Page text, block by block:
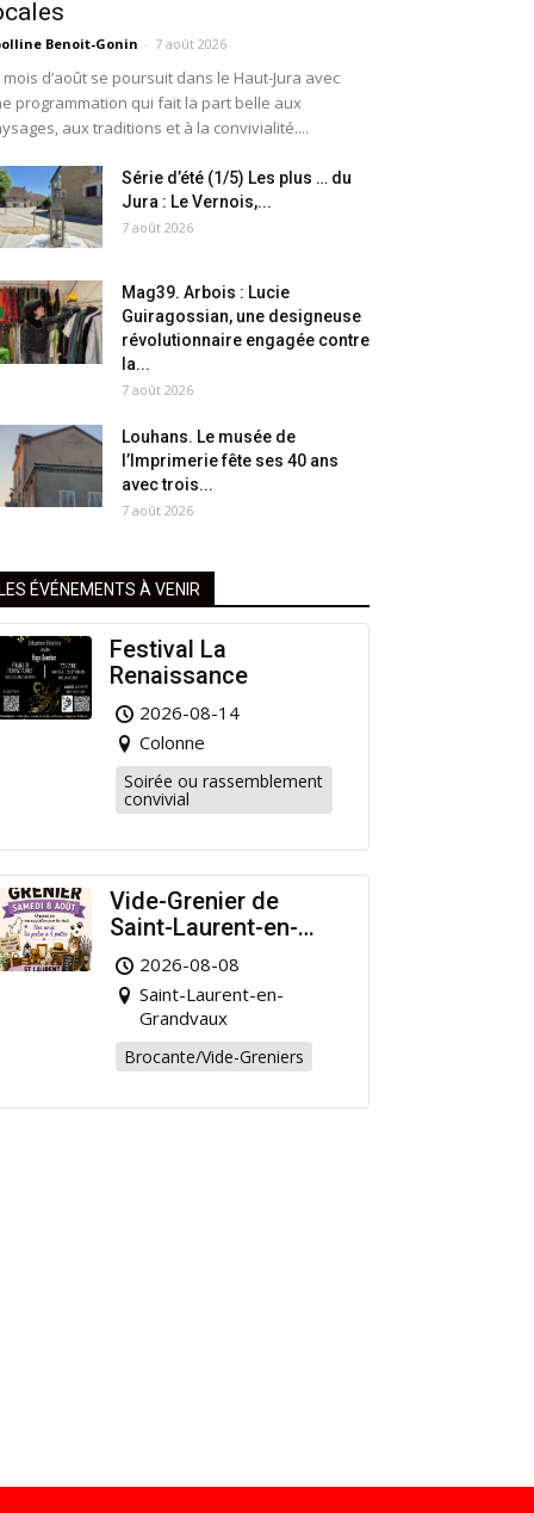
Benoit-Gonin - 7 août 2026
mois d’août se poursuit dans le Haut-Jura avec
programmation qui fait la part belle aux
aux traditions et à la convivialité....
Série d’été (1/5) Les plus … du
Jura : Le Vernois,...
7 août 2026
Mag39. Arbois : Lucie
Guiragossian, une designeuse
révolutionnaire engagée contre
la...
7 août 2026
Louhans. Le musée de
l’Imprimerie fête ses 40 ans
avec trois...
7 août 2026
ÉVÉNEMENTS À VENIR
Festival La
Renaissance
2026-08-14
Colonne
Soirée ou rassemblement
convivial
Vide-Grenier de
Saint-Laurent-en-
Grandvaux : Venez
chiner pour la bonne
cause !
2026-08-08
Saint-Laurent-en-
Grandvaux
Brocante/Vide-Greniers